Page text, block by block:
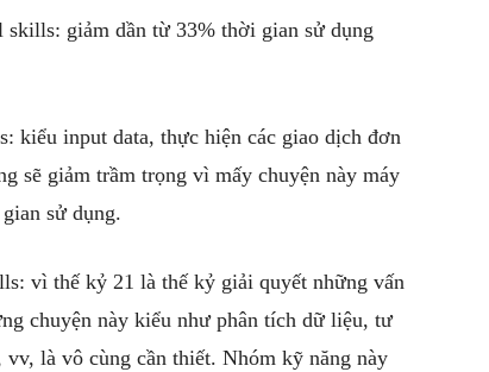
giảm dần từ 33% thời gian sử dụng
kiểu input data, thực hiện các giao dịch đơn
sẽ giảm trầm trọng vì mấy chuyện này máy
sử dụng.
vì thế kỷ 21 là thế kỷ giải quyết những vấn
chuyện này kiểu như phân tích dữ liệu, tư
là vô cùng cần thiết. Nhóm kỹ năng này